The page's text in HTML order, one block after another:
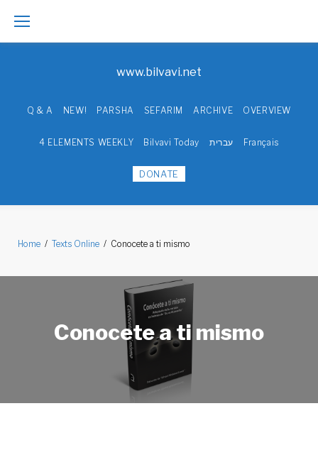
Skip
to
www.bilvavi.net
Q & A NEW! PARSHA SEFARIM ARCHIVE OVERVIEW
4 ELEMENTS WEEKLY Bilvavi Today עברית Français
DONATE
Home / Texts Online / Conocete a ti mismo
Conocete a ti mismo